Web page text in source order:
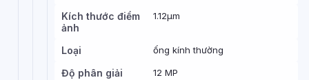
Kích thước điểm
ảnh
1.12µm
Loại ống kính thường
Độ phân giải 12 MP